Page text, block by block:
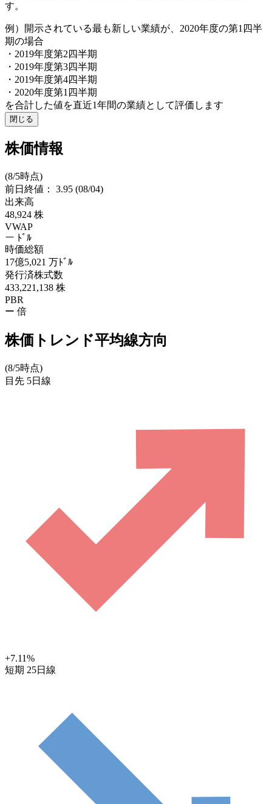
す。
例）開示されている最も新しい業績が、2020年度の第1四半
期の場合
・2019年度第2四半期
・2019年度第3四半期
・2019年度第4四半期
・2020年度第1四半期
を合計した値を直近1年間の業績として評価します
閉じる
株価情報
(8/5時点)
前日終値： 3.95 (08/04)
出来高
48,924 株
VWAP
ー ﾄﾞﾙ
時価総額
17億5,021 万ﾄﾞﾙ
発行済株式数
433,221,138 株
PBR
ー 倍
株価トレンド平均線方向
(8/5時点)
目先 5日線
+7.11%
短期 25日線